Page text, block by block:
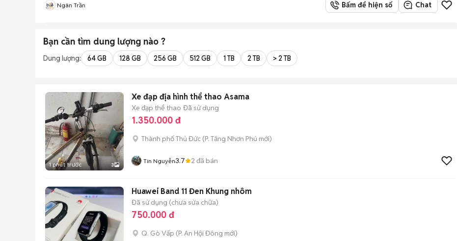
Ngân Trần Bấm để hiện số Chat
Bạn cần tìm dung lượng nào ?
Dung lượng: 64 GB 128 GB 256 GB 512 GB 1 TB 2 TB > 2 TB
1 phút trước 3
Xe đạp địa hình thể thao Asama
Xe đạp thể thao Đã sử dụng
1.350.000 đ
Thành phố Thủ Đức (P. Tăng Nhơn Phú mới)
Tin Nguyễn3.7 2 đã bán
Huawei Band 11 Đen Khung nhôm
Đã sử dụng (chưa sửa chữa)
750.000 đ
Q. Gò Vấp (P. An Hội Đông mới)